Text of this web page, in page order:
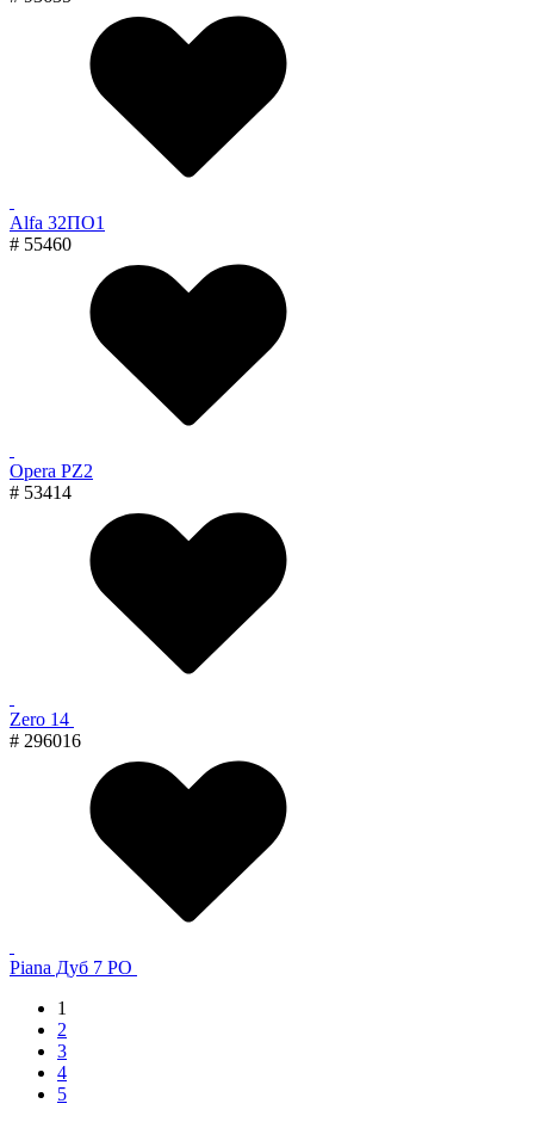
Alfa 32ПО1
# 55460
Opera PZ2
# 53414
Zero 14
# 296016
Piana Дуб 7 PO
1
2
3
4
5